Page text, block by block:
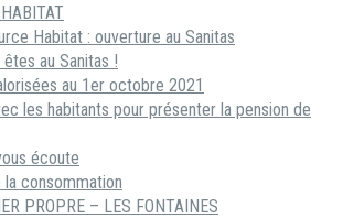
Habitat : ouverture au Sanitas
au Sanitas !
au 1er octobre 2021
les habitants pour présenter la pension de
écoute
consommation
PROPRE – LES FONTAINES